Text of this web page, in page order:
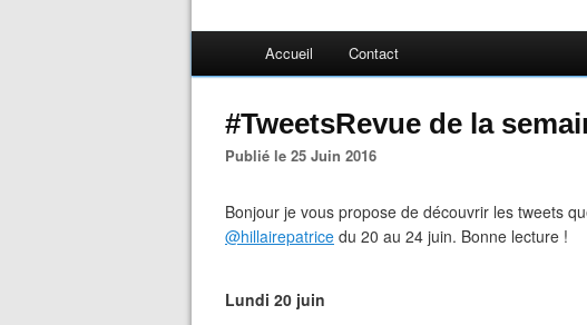
Accueil Contact
#TweetsRevue de la
Publié le 25 Juin 2016
Bonjour je vous propose de découvrir les tweets
@hillairepatrice du 20 au 24 juin. Bonne lecture !
Lundi 20 juin